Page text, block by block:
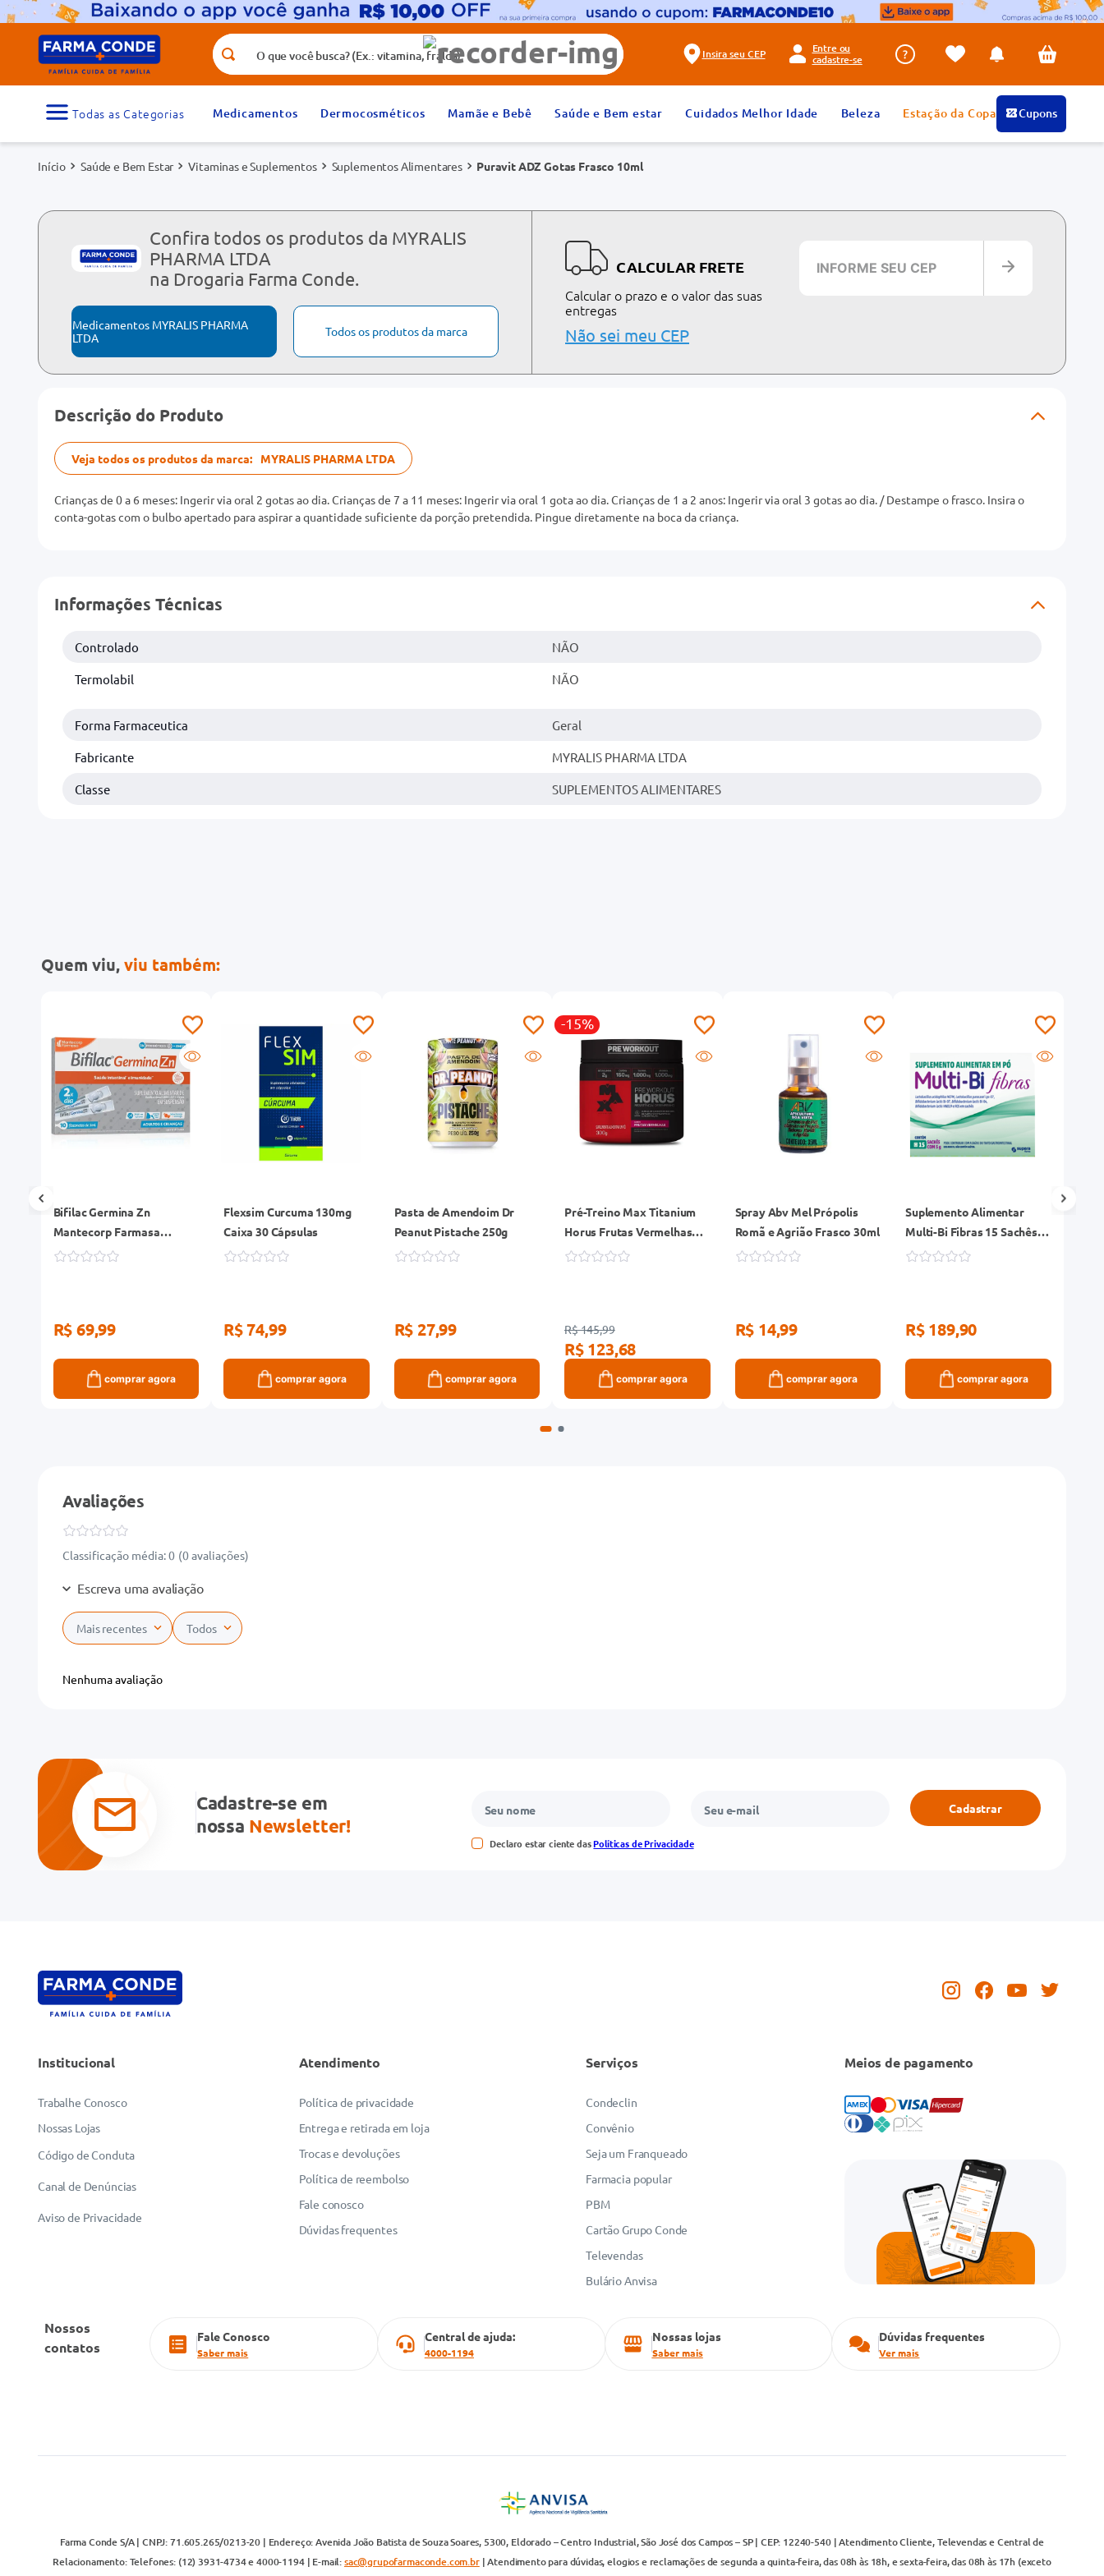
O que você busca? (Ex.: vitamina, fralda)
Insira seu CEP
Entre ou
cadastre-se
Medicamentos Dermocosméticos Mamãe e Bebê Saúde e Bem estar Cuidados Melhor Idade Beleza Estação da Copa Cupons
Saúde e Bem Estar Vitaminas e Suplementos Suplementos Alimentares Puravit ADZ Gotas Frasco 10ml
Confira todos os produtos da MYRALIS
PHARMA LTDA
na Drogaria Farma Conde.
Medicamentos MYRALIS PHARMA
LTDA
Todos os produtos da marca
CALCULAR FRETE
Calcular o prazo e o valor das suas
entregas
Não sei meu CEP
Descrição do Produto
Veja todos os produtos da marca: MYRALIS PHARMA LTDA
Crianças de 0 a 6 meses: Ingerir via oral 2 gotas ao dia. Crianças de 7 a 11 meses: Ingerir via oral 1 gota ao dia. Crianças de 1 a 2 anos: Ingerir via oral 3 gotas ao dia. / Destampe o frasco. Insira o
conta-gotas com o bulbo apertado para aspirar a quantidade suficiente da porção pretendida. Pingue diretamente na boca da criança.
Informações Técnicas
Controlado NÃO
Termolabil NÃO
Forma Farmaceutica Geral
Fabricante MYRALIS PHARMA LTDA
Classe SUPLEMENTOS ALIMENTARES
Quem viu,viu também:
Bifilac Germina Zn
Mantecorp Farmasa
Laranja e Morango 10
R$ 69,99
comprar agora
Flexsim Curcuma 130mg
Caixa 30 Cápsulas
R$ 74,99
comprar agora
Pasta de Amendoim Dr
Peanut Pistache 250g
R$ 27,99
comprar agora
-15%
Pré-Treino Max Titanium
Horus Frutas Vermelhas
300g
R$ 145,99
R$ 123,68
comprar agora
Spray Abv Mel Própolis
Romã e Agrião Frasco 30ml
R$ 14,99
comprar agora
Suplemento Alimentar
Multi-Bi Fibras 15 Sachês
de 5g
R$ 189,90
comprar agora
Avaliações
Classificação média: 0 (0 avaliações)
Escreva uma avaliação
Adicionar avaliação
Avalie o produto de 1 a 5 estrelas
★★★
Seu nome
Mais recentes Todos
Nenhuma avaliação
Cadastre-se em
nossa Newsletter!
Declaro estar ciente dasPolíticas de Privacidade
Cadastrar
Institucional
Trabalhe Conosco
Nossas Lojas
Código de Conduta
Canal de Denúncias
Aviso de Privacidade
Atendimento
Política de privacidade
Entrega e retirada em loja
Trocas e devoluções
Política de reembolso
Fale conosco
Dúvidas frequentes
Serviços
Condeclin
Convênio
Seja um Franqueado
Farmacia popular
PBM
Cartão Grupo Conde
Televendas
Bulário Anvisa
Meios de pagamento
Nossos
contatos
Fale Conosco
Saber mais
Central de ajuda:
4000-1194
Nossas lojas
Saber mais
Dúvidas frequentes
Ver mais
Farma Conde S/A | CNPJ: 71.605.265/0213-20 | Endereço: Avenida João Batista de Souza Soares, 5300, Eldorado – Centro Industrial, São José dos Campos – SP | CEP: 12240-540 | Atendimento Cliente, Televendas e Central de
Relacionamento: Telefones: (12) 3931-4734 e 4000-1194 | E-mail:sac@grupofarmaconde.com.br| Atendimento para dúvidas, elogios e reclamações de segunda a quinta-feira, das 08h às 18h, e sexta-feira, das 08h às 17h (exceto
Termos mais buscados
1
medicamento 2º
fralda
5 º dipirona 6º
absorvente